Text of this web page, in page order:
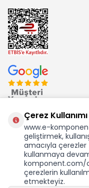
Ekom Elk. Elektronik
Çerez Kullanımı
www.e-
geliştirmek,
amacıyla çerezler
kullanmaya
komponent.com/
çerezlerin
etmekteyiz.